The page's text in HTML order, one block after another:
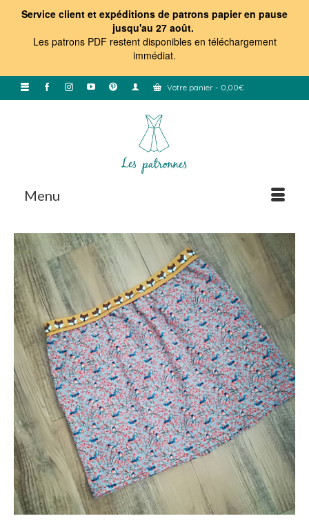
Service client et expéditions de patrons papier en pause
jusqu'au 27 août.
Les patrons PDF restent disponibles en téléchargement
immédiat.
Votre panier - 0,00€
Menu